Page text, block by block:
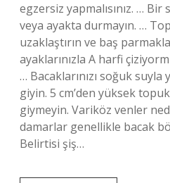
egzersiz yapmalısınız. …
veya ayakta durmayın. …
uzaklaştırın ve baş
ayaklarınızla A harfi
… Bacaklarınızı soğuk suyla
giyin. 5 cm’den yüksek
giymeyin. Variköz venler
damarlar genellikle bacak
Belirtisi şiş…